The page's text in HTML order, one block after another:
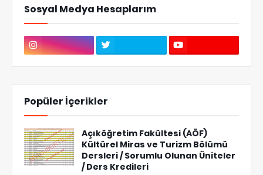
Sosyal Medya Hesaplarım
Popüler İçerikler
Açıköğretim Fakültesi (AÖF)
Kültürel Miras ve Turizm Bölümü
Dersleri / Sorumlu Olunan Üniteler
/ Ders Kredileri